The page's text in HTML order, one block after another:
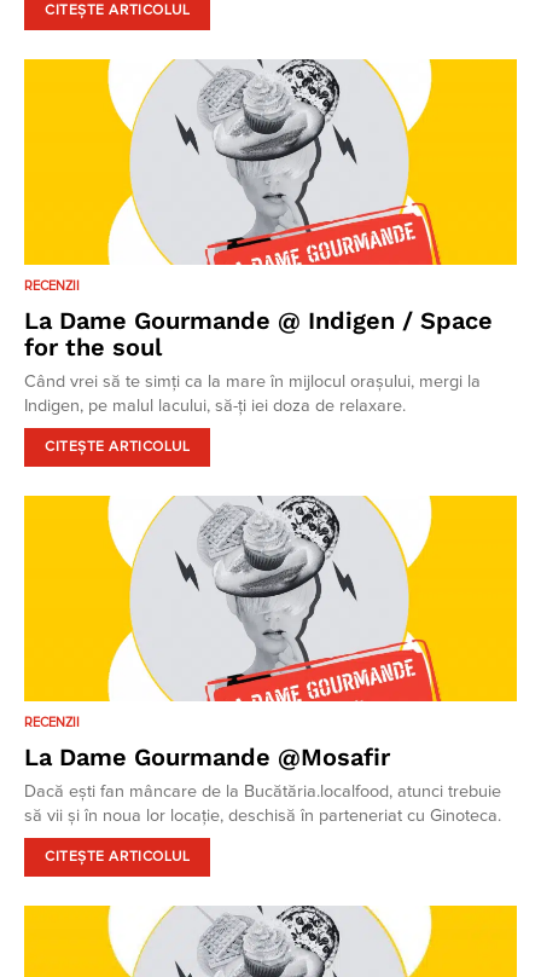
CITEȘTE ARTICOLUL
RECENZII
La Dame Gourmande @ Indigen / Space
for the soul
Când vrei să te simți ca la mare în mijlocul orașului, mergi la
Indigen, pe malul lacului, să-ți iei doza de relaxare.
CITEȘTE ARTICOLUL
RECENZII
La Dame Gourmande @Mosafir
Dacă ești fan mâncare de la Bucătăria.localfood, atunci trebuie
să vii și în noua lor locație, deschisă în parteneriat cu Ginoteca.
CITEȘTE ARTICOLUL